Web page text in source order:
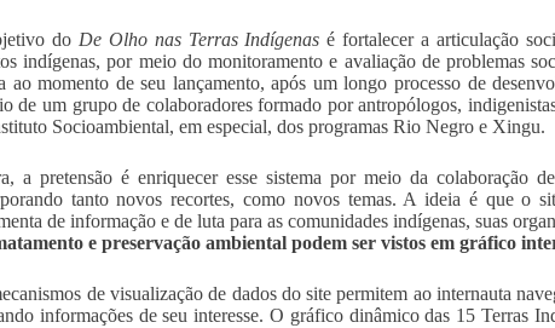
do De Olho nas Terras Indígenas é fortalecer a articulação
indígenas, por meio do monitoramento e avaliação de problemas
ao momento de seu lançamento, após um longo processo de
de um grupo de colaboradores formado por antropólogos,
Socioambiental, em especial, dos programas Rio Negro e Xingu.
a pretensão é enriquecer esse sistema por meio da colaboração
tanto novos recortes, como novos temas. A ideia é que o
de informação e de luta para as comunidades indígenas, suas
e preservação ambiental podem ser vistos em gráfico
de visualização de dados do site permitem ao internauta
informações de seu interesse. O gráfico dinâmico das 15 Terras